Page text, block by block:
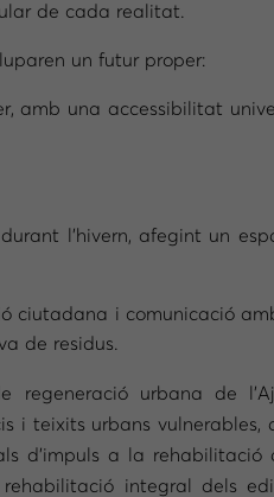
de cada realitat.
un futur proper:
amb una accessibilitat
l’hivern, afegint un
ciutadana i comunicació
de residus.
regeneració urbana de
i teixits urbans vulnerables,
d’impuls a la rehabilitació
integral dels